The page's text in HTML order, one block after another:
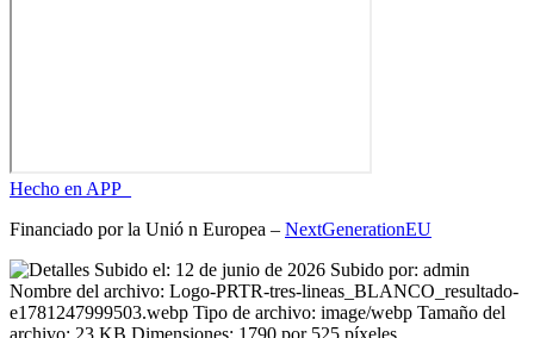
Hecho en APP_
Financiado por la Unió n Europea – NextGenerationEU